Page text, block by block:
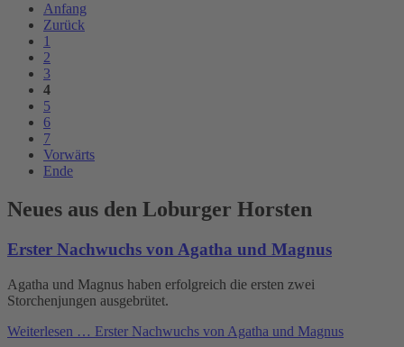
Anfang
Zurück
1
2
3
4
5
6
7
Vorwärts
Ende
Neues aus den Loburger Horsten
Erster Nachwuchs von Agatha und Magnus
Agatha und Magnus haben erfolgreich die ersten zwei
Storchenjungen ausgebrütet.
Weiterlesen … Erster Nachwuchs von Agatha und Magnus